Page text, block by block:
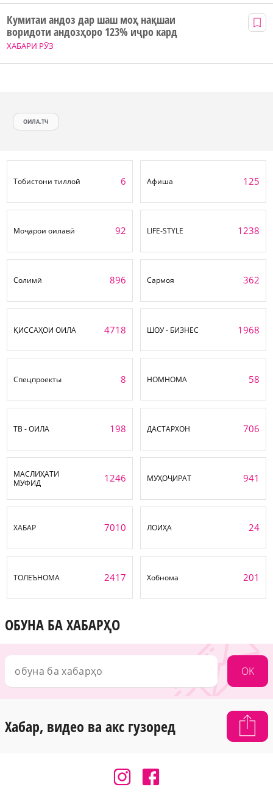
ХАБАРИ РӮЗ
Кумитаи андоз дар шаш моҳ нақшаи
воридоти андозҳоро 123% иҷро кард
ОИЛА.ТЧ
Тобистони тиллоӣ 6 Афиша 125
Моҷарои оилавӣ 92 LIFE-STYLE 1238
Солимӣ 896 Сармоя 362
ҚИССАҲОИ ОИЛА 4718 ШОУ - БИЗНЕС 1968
Спецпроекты 8 НОМНОМА 58
ТВ - ОИЛА 198 ДАСТАРХОН 706
МАСЛИҲАТИ
МУФИД
1246 МУҲОҶИРАТ 941
ХАБАР 7010 ЛОИҲА 24
ТОЛЕЪНОМА 2417 Хобнома 201
ОБУНА БА ХАБАРҲО
OK
Хабар, видео ва акс гузоред